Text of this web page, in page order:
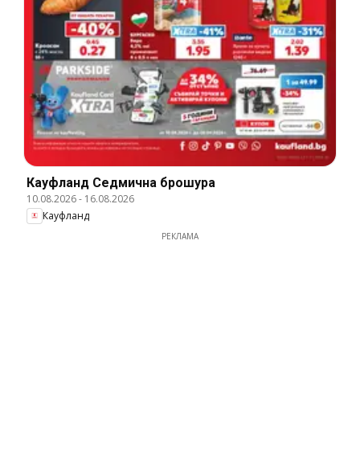
Кауфланд Cедмична брошура
10.08.2026- 16.08.2026
Кауфланд
РЕКЛАМА